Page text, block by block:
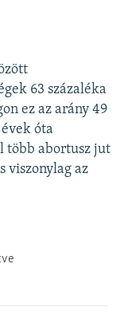
63 százaléka
ez az arány 49
óta
több abortusz jut
viszonylag az